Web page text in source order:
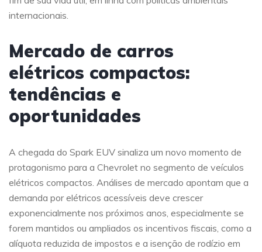
internacionais.
Mercado de carros
elétricos compactos:
tendências e
oportunidades
A chegada do Spark EUV sinaliza um novo momento de
protagonismo para a Chevrolet no segmento de veículos
elétricos compactos. Análises de mercado apontam que a
demanda por elétricos acessíveis deve crescer
exponencialmente nos próximos anos, especialmente se
forem mantidos ou ampliados os incentivos fiscais, como a
alíquota reduzida de impostos e a isenção de rodízio em